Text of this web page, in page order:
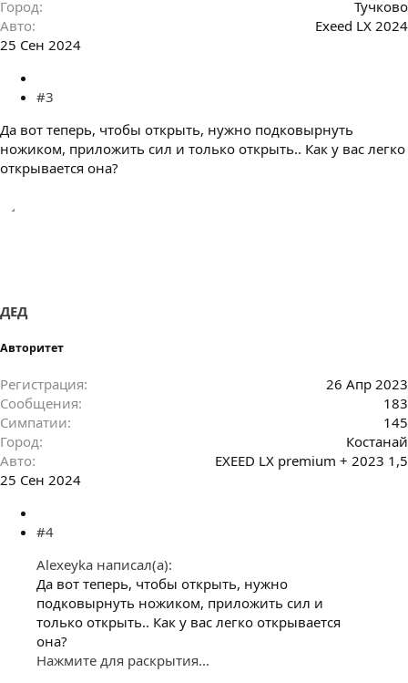
Город
Тучково
Авто
Exeed LX 2024
25 Сен 2024
#3
Да вот теперь, чтобы открыть, нужно подковырнуть
ножиком, приложить сил и только открыть.. Как у вас легко
открывается она?
ДЕД
Авторитет
Регистрация
26 Апр 2023
Сообщения
183
Симпатии
145
Город
Костанай
Авто
EXEED LX premium + 2023 1,5
25 Сен 2024
#4
Alexeyka написал(а):
Да вот теперь, чтобы открыть, нужно
подковырнуть ножиком, приложить сил и
только открыть.. Как у вас легко открывается
она?
Нажмите для раскрытия...